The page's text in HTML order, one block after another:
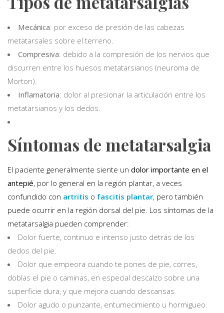
Mecánica: por exceso de presión de las cabezas
metatarsales sobre el terreno.
Compresiva: debido a la compresión de los nervios que
discurren entre los huesos metatarsianos (neuroma de
Morton).
Inflamatoria: dolor al presionar la articulación entre los
metatarsianos y los dedos.
Síntomas de metatarsalgia
El paciente generalmente siente un dolor importante en el
antepié, por lo general en la región plantar, a veces
confundido con artritis o fascitis plantar, pero también
puede ocurrir en la región dorsal del pie. Los síntomas de la
metatarsalgia pueden comprender:
Dolor fuerte, continuo e intenso justo detrás de los
dedos del pie.
Dolor que empeora cuando te pones de pie, corres,
doblas el pie o caminas, en especial descalzo sobre una
superficie dura, y que mejora cuando descansas.
Dolor agudo o punzante, entumecimiento u hormigueo